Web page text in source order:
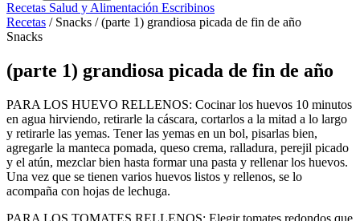
Recetas Salud y Alimentación Escribinos
Recetas / Snacks / (parte 1) grandiosa picada de fin de año
Snacks
(parte 1) grandiosa picada de fin de año
PARA LOS HUEVO RELLENOS: Cocinar los huevos 10 minutos
en agua hirviendo, retirarle la cáscara, cortarlos a la mitad a lo largo
y retirarle las yemas. Tener las yemas en un bol, pisarlas bien,
agregarle la manteca pomada, queso crema, ralladura, perejil picado
y el atún, mezclar bien hasta formar una pasta y rellenar los huevos.
Una vez que se tienen varios huevos listos y rellenos, se lo
acompaña con hojas de lechuga.
PARA LOS TOMATES RELLENOS: Elegir tomates redondos que